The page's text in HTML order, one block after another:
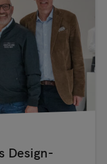
Design-